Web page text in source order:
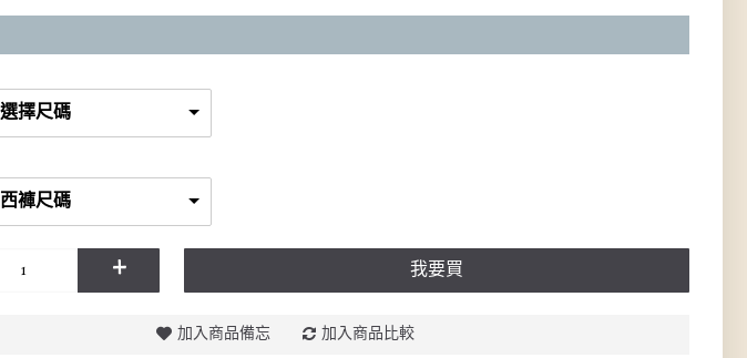
擇尺碼
褲尺碼
+ 我要買
加入商品備忘 加入商品比較